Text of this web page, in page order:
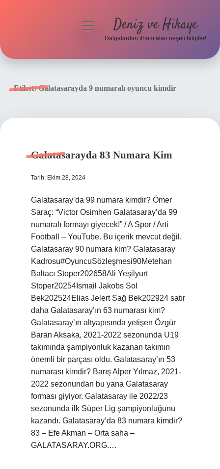
menüyü
Deniz ve Hikaye
Dalgalardan ilham alan neşeli bilgiler!
Etiket:Galatasarayda 9 numaralı oyuncu kimdir
Galatasarayda 83 Numara Kim
Tarih: Ekim 28, 2024
Galatasaray’da 99 numara kimdir? Ömer
Saraç: “Victor Osimhen Galatasaray’da 99
numaralı formayı giyecek!” / A Spor / Arti
Football – YouTube. Bu içerik mevcut değil.
Galatasaray 90 numara kim? Galatasaray
Kadrosu#OyuncuSözleşmesi90Metehan
Baltacı Stoper202658Ali Yeşilyurt
Stoper20254Ismail Jakobs Sol
Bek202524Elias Jelert Sağ Bek202924 satır
daha Galatasaray’ın 63 numarası kim?
Galatasaray’ın altyapısında yetişen Özgür
Baran Aksaka, 2021-2022 sezonunda U19
takımında şampiyonluk kazanan takımın
önemli bir parçası oldu. Galatasaray’ın 53
numarası kimdir? Barış Alper Yılmaz, 2021-
2022 sezonundan bu yana Galatasaray
forması giyiyor. Galatasaray ile 2022/23
sezonunda ilk Süper Lig şampiyonluğunu
kazandı. Galatasaray’da 83 numara kimdir?
83 – Efe Akman – Orta saha –
GALATASARAY.ORG.…